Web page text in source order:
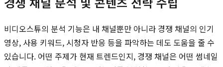
비디오스튜의 분석 기능은 내 채널뿐만 아니라 경쟁 채널의 인기
영상, 사용 키워드, 시청자 반응 등을 파악하는 데도 도움을 줄 수
있습니다. 어떤 주제가 현재 트렌드인지, 경쟁 채널은 어떤 썸네일